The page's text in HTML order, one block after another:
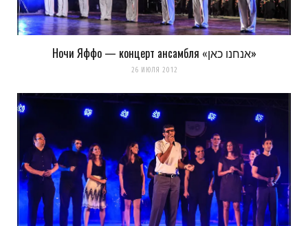
Сохранить моё имя, email и адрес сайта в этом браузере для
Уведомить меня о новых комментариях по email.
Уведомлять меня о новых записях почтой.
Оповещать о новых
комментариях. А можно простоподписаться на комментарии
Ночи Яффо — концерт ансамбля «אנחנו כאן»
26 ИЮЛЯ 2012